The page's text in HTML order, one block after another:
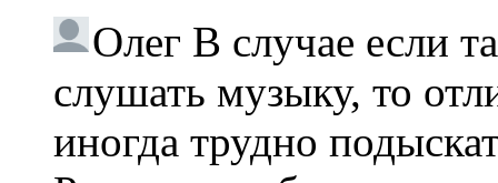
Олег В случае если
слушать музыку, то
иногда трудно